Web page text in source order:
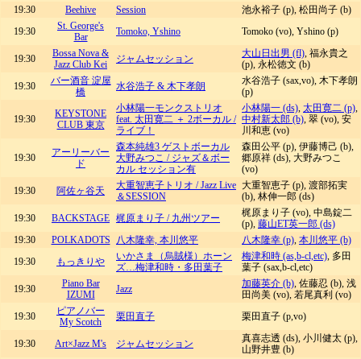
19:30
Beehive Session
池永裕子 (p), 松田尚子 (b)
19:30
St. George's
Bar
Tomoko, Yshino Tomoko (vo), Yshino (p)
19:30
Bossa Nova &
Jazz Club Kei
ジャムセッション 大山日出男 (fl), 福永貴之
(p), 永松徳文 (b)
19:30
バー酒音 淀屋
橋
水谷浩子 & 木下孝朗
水谷浩子 (sax,vo), 木下孝朗
(p)
19:30
KEYSTONE
CLUB 東京
小林陽一モンクストリオ
feat. 太田寛二 ＋ 2ボーカル /
ライブ！
小林陽一 (ds), 太田寛二 (p),
中村新太郎 (b), 翠 (vo), 安
川和恵 (vo)
19:30
アーリーバー
ド
森本純雄3 ゲストボーカル
大野みつこ / ジャズ＆ボー
カル セッション有
森田公平 (p), 伊藤博己 (b),
郷原祥 (ds), 大野みつこ
(vo)
19:30
阿佐ヶ谷天
大重智恵子トリオ / Jazz Live
＆SESSION
大重智恵子 (p), 渡部拓実
(b), 林伸一郎 (ds)
19:30
BACKSTAGE 梶原まり子 / 九州ツアー
梶原まり子 (vo), 中島錠二
(p), 藤山ET英一郎 (ds)
19:30
POLKADOTS 八木隆幸, 本川悠平 八木隆幸 (p), 本川悠平 (b)
19:30
もっきりや
いかさま（烏賊様）ホーン
ズ…梅津和時・多田葉子
梅津和時 (as,b-cl,etc), 多田
葉子 (sax,b-cl,etc)
19:30
Piano Bar
IZUMI
Jazz 加藤英介 (b), 佐藤忍 (b), 浅
田尚美 (vo), 若尾真利 (vo)
19:30
ピアノバー
My Scotch
栗田直子 栗田直子 (p,vo)
19:30 Art×Jazz M's ジャムセッション
真喜志透 (ds), 小川健太 (p),
山野井豊 (b)